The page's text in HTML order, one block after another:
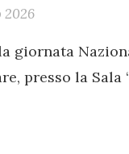
2026
giornata
presso la Sala